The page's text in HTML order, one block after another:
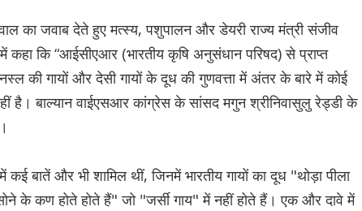
का जवाब देते हुए मत्स्य, पशुपालन और डेयरी राज्य मंत्री संजीव
कहा कि “आईसीएआर (भारतीय कृषि अनुसंधान परिषद) से प्राप्त
की गायों और देसी गायों के दूध की गुणवत्ता में अंतर के बारे में कोई
है। बाल्यान वाईएसआर कांग्रेस के सांसद मगुन श्रीनिवासुलु रेड्डी के
बातें और भी शामिल थीं, जिनमें भारतीय गायों का दूध "थोड़ा पीला
के कण होते होते हैं" जो "जर्सी गाय" में नहीं होते हैं। एक और दावे में